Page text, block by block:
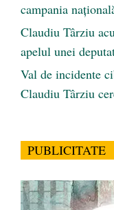
campania
Claudiu Târziu
apelul unei
Val de incidente
Claudiu Târziu
PUBLICITATE